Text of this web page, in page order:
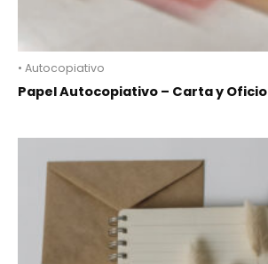
• Autocopiativo
Papel Autocopiativo – Carta y Oficio